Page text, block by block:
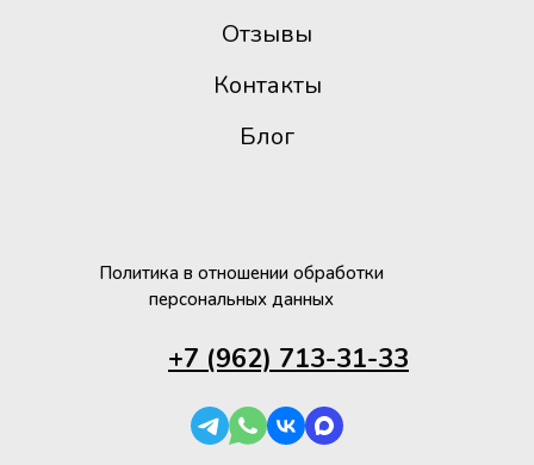
Политика в отношении обработки
персональных данных
Отзывы
Контакты
Блог
+7 (962) 713-31-33